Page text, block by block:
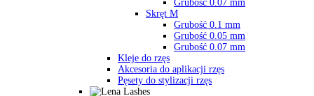
Grubość 0.07 mm
Skręt M
Grubość 0.1 mm
Grubość 0.05 mm
Grubość 0.07 mm
Kleje do rzęs
Akcesoria do aplikacji rzęs
Pęsety do stylizacji rzęs